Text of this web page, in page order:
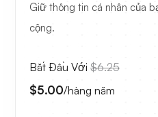
Giữ thông tin cá nhân của
cộng.
Bắt Đầu Với $6.25
$5.00/hàng năm